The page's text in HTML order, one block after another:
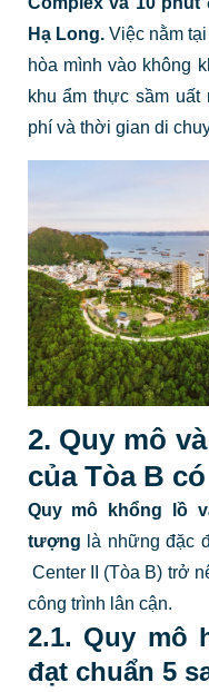
Hạ Long.Việc nằm tại
hòa mình vào không
khu ẩm thực sầm uất
phí và thời gian di
2. Quy mô
của Tòa B
Quy mô khổng lồ
tượng là những đặc
Center II (Tòa B) trở
công trình lân cận.
2.1. Quy mô
đạt chuẩn 5